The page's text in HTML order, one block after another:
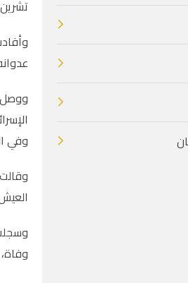
تشرين
وفي
العيش
وفاة،